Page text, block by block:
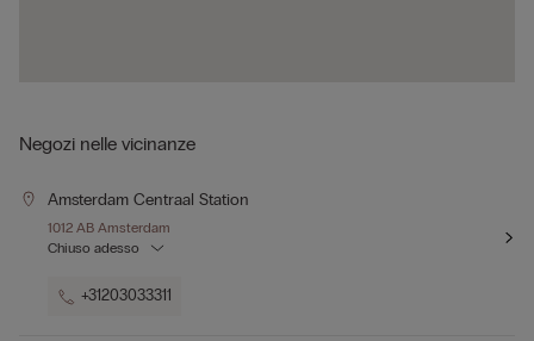
Negozi nelle vicinanze
Amsterdam Centraal Station
1012 AB Amsterdam
Chiuso adesso
+31203033311